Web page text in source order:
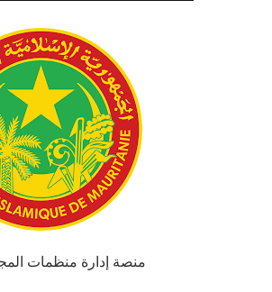
منصة إدارة منظمات